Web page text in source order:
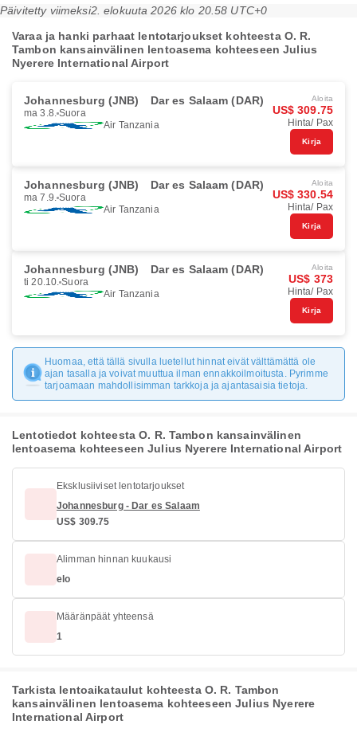
Päivitetty viimeksi2. elokuuta 2026 klo 20.58 UTC+0
Varaa ja hanki parhaat lentotarjoukset kohteesta O. R.
Tambon kansainvälinen lentoasema kohteeseen Julius
Nyerere International Airport
Johannesburg (JNB) Dar es Salaam (DAR)
ma 3.8. Suora
Air Tanzania
Aloita
US$ 309.75
Hinta/ Pax
Kirja
Johannesburg (JNB) Dar es Salaam (DAR)
ma 7.9. Suora
Air Tanzania
Aloita
US$ 330.54
Hinta/ Pax
Kirja
Johannesburg (JNB) Dar es Salaam (DAR)
ti 20.10. Suora
Air Tanzania
Aloita
US$ 373
Hinta/ Pax
Kirja
Huomaa, että tällä sivulla luetellut hinnat eivät välttämättä ole
ajan tasalla ja voivat muuttua ilman ennakkoilmoitusta. Pyrimme
tarjoamaan mahdollisimman tarkkoja ja ajantasaisia tietoja.
Lentotiedot kohteesta O. R. Tambon kansainvälinen
lentoasema kohteeseen Julius Nyerere International Airport
Eksklusiiviset lentotarjoukset
Johannesburg - Dar es Salaam
US$ 309.75
Alimman hinnan kuukausi
elo
Määränpäät yhteensä
1
Tarkista lentoaikataulut kohteesta O. R. Tambon
kansainvälinen lentoasema kohteeseen Julius Nyerere
International Airport